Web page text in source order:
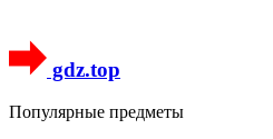
gdz.top
Популярные предметы